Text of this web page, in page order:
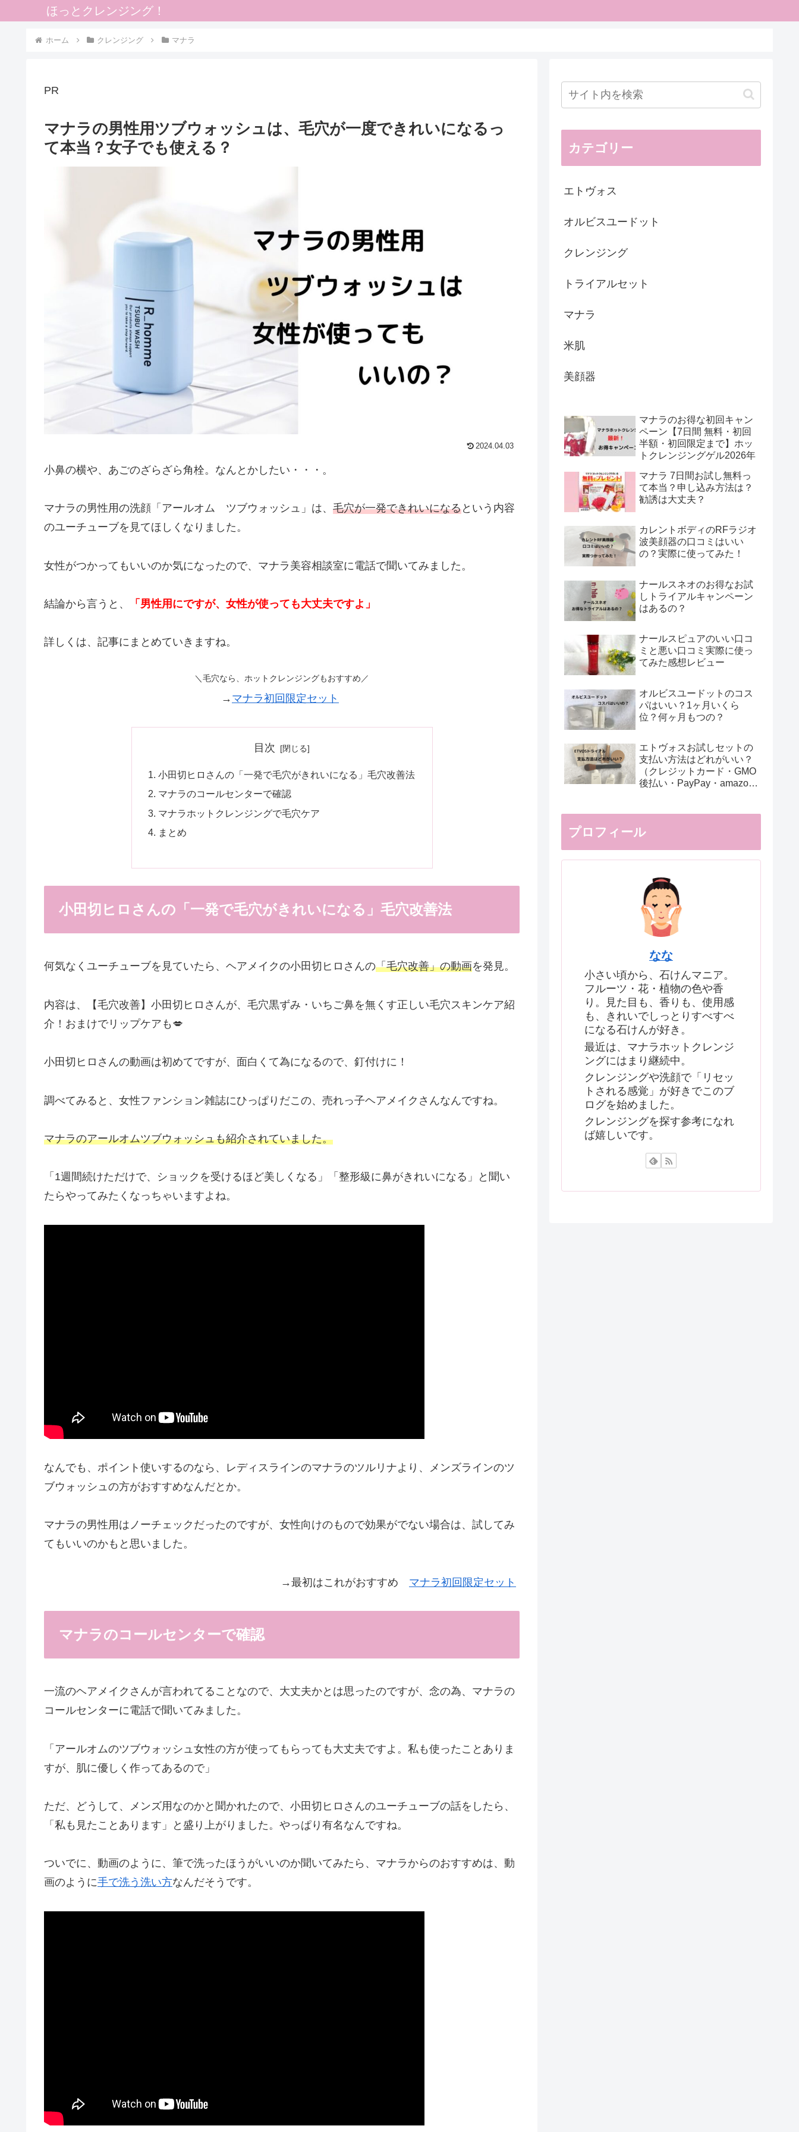
ほっとクレンジング！
ホーム クレンジング マナラ
PR
マナラの男性用ツブウォッシュは、毛穴が一度できれいになるっ
て本当？女子でも使える？
2024.04.03
小鼻の横や、あごのざらざら角栓。なんとかしたい・・・。
マナラの男性用の洗顔「アールオム ツブウォッシュ」は、 毛穴が一発できれいになるという内容
のユーチューブを見てほしくなりました。
女性がつかってもいいのか気になったので、マナラ美容相談室に電話で聞いてみました。
結論から言うと、 「男性用にですが、女性が使っても大丈夫ですよ」
詳しくは、記事にまとめていきますね。
＼毛穴なら、ホットクレンジングもおすすめ／
→ マナラ初回限定セット
目次
小田切ヒロさんの「一発で毛穴がきれいになる」毛穴改善法
マナラのコールセンターで確認
マナラホットクレンジングで毛穴ケア
まとめ
小田切ヒロさんの「一発で毛穴がきれいになる」毛穴改善法
何気なくユーチューブを見ていたら、ヘアメイクの小田切ヒロさんの「毛穴改善」の動画を発見。
内容は、【毛穴改善】小田切ヒロさんが、毛穴黒ずみ・いちご鼻を無くす正しい毛穴スキンケア紹
介！おまけでリップケアも💋
小田切ヒロさんの動画は初めてですが、面白くて為になるので、釘付けに！
調べてみると、女性ファンション雑誌にひっぱりだこの、売れっ子ヘアメイクさんなんですね。
マナラのアールオムツブウォッシュも紹介されていました。
「1週間続けただけで、ショックを受けるほど美しくなる」「整形級に鼻がきれいになる」と聞い
たらやってみたくなっちゃいますよね。
なんでも、ポイント使いするのなら、レディスラインのマナラのツルリナより、メンズラインのツ
ブウォッシュの方がおすすめなんだとか。
マナラの男性用はノーチェックだったのですが、女性向けのもので効果がでない場合は、試してみ
てもいいのかもと思いました。
→最初はこれがおすすめ マナラ初回限定セット
マナラのコールセンターで確認
一流のヘアメイクさんが言われてることなので、大丈夫かとは思ったのですが、念の為、マナラの
コールセンターに電話で聞いてみました。
「アールオムのツブウォッシュ女性の方が使ってもらっても大丈夫ですよ。私も使ったことありま
すが、肌に優しく作ってあるので」
ただ、どうして、メンズ用なのかと聞かれたので、小田切ヒロさんのユーチューブの話をしたら、
「私も見たことあります」と盛り上がりました。やっぱり有名なんですね。
ついでに、動画のように、筆で洗ったほうがいいのか聞いてみたら、マナラからのおすすめは、動
画のように手で洗う洗い方なんだそうです。
カテゴリー
エトヴォス
オルビスユードット
クレンジング
トライアルセット
マナラ
米肌
美顔器
マナラのお得な初回キャン
ペーン【7日間 無料・初回
半額・初回限定まで】ホッ
トクレンジングゲル2026年
マナラ 7日間お試し無料っ
て本当？申し込み方法は？
勧誘は大丈夫？
カレントボディのRFラジオ
波美顔器の口コミはいい
の？実際に使ってみた！
ナールスネオのお得なお試
しトライアルキャンペーン
はあるの？
ナールスピュアのいい口コ
ミと悪い口コミ実際に使っ
てみた感想レビュー
オルビスユードットのコス
パはいい？1ヶ月いくら
位？何ヶ月もつの？
エトヴォスお試しセットの
支払い方法はどれがいい？
（クレジットカード・GMO
後払い・PayPay・amazon
プロフィール
なな
小さい頃から、石けんマニア。
フルーツ・花・植物の色や香
り。見た目も、香りも、使用感
も、きれいでしっとりすべすべ
になる石けんが好き。
最近は、マナラホットクレンジ
ングにはまり継続中。
クレンジングや洗顔で「リセッ
トされる感覚」が好きでこのブ
ログを始めました。
クレンジングを探す参考になれ
ば嬉しいです。